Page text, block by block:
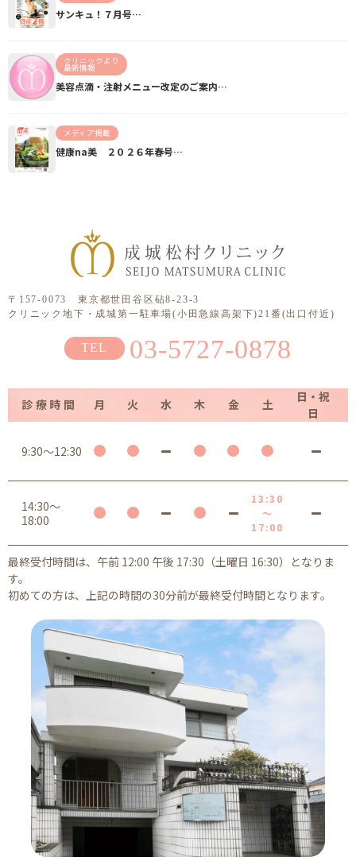
サンキュ！７月号…
クリニックより
最新情報
美容点滴・注射メニュー改定のご案内…
メディア掲載
健康na美 ２０２６年春号…
〒157-0073 東京都世田谷区砧8-23-3
クリニック地下・成城第一駐車場(小田急線高架下)21番(出口付近)
03-5727-0878
診療時間 月 火 水 木 金 土
日・祝
日
9:30～12:30
14:30～
18:00
13:30
～
17:00
最終受付時間は、午前 12:00 午後 17:30（土曜日 16:30）となりま
す。
初めての方は、上記の時間の30分前が最終受付時間となります。